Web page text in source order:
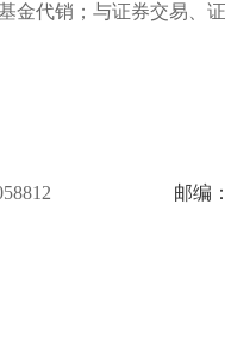
金代销；与证券交易、
邮编